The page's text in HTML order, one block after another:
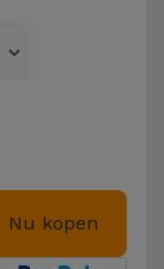
Nu kopen